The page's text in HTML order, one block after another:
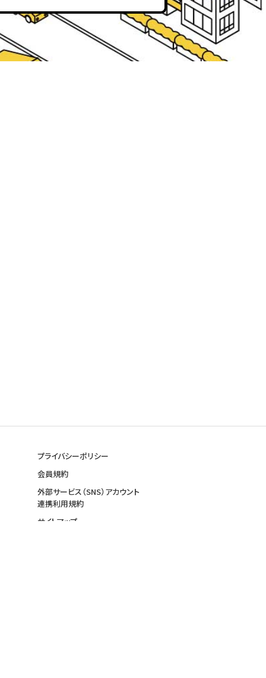
プライバシーポリシー
会員規約
外部サービス（SNS）アカウント
連携利用規約
サイトマップ